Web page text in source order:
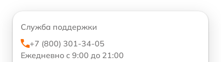
Служба поддержки
+7 (800) 301-34-05
Ежедневно с 9:00 до 21:00